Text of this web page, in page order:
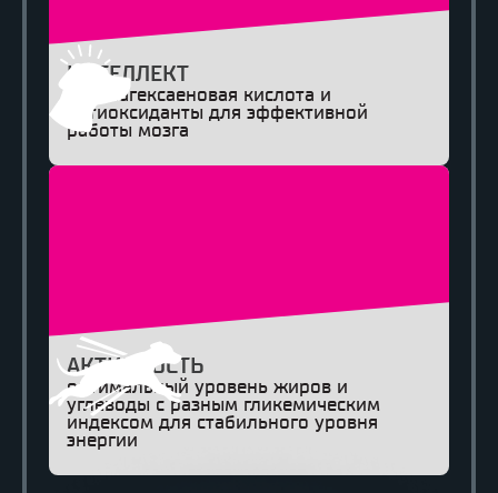
ИНТЕЛЛЕКТ
докозагексаеновая кислота и
антиоксиданты для эффективной
работы мозга
АКТИВНОСТЬ
оптимальный уровень жиров и
углеводы с разным гликемическим
индексом для стабильного уровня
энергии